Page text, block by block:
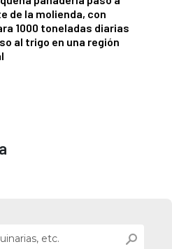
de la molienda, con
1000 toneladas diarias
al trigo en una región